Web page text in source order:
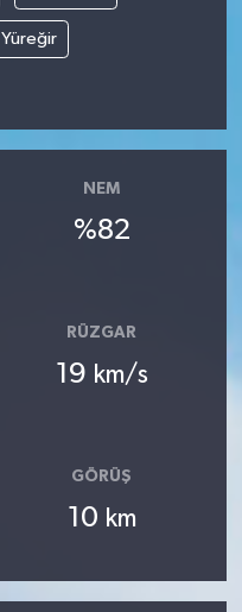
Yüreğir
NEM
%82
RÜZGAR
19 km/s
GÖRÜŞ
10 km